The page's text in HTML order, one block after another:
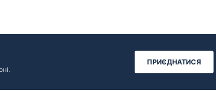
ПРИЄДНАТИСЯ